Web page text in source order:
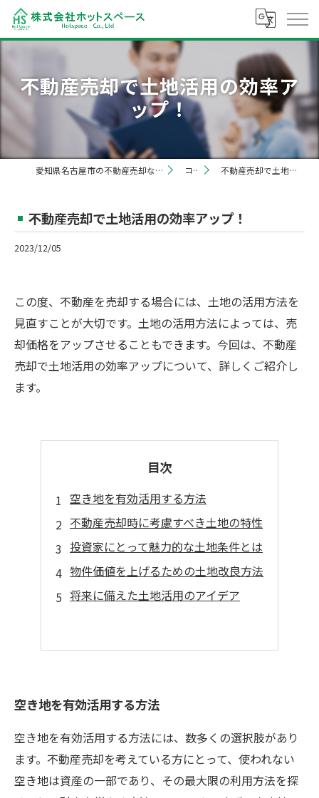
不動産売却で土地活用の効率ア
ップ！
愛知県名古屋市の不動産売却なら株式会社ホットスペース コラム 不動産売却で土地活用の効率アップ！
不動産売却で土地活用の効率アップ！
2023/12/05
この度、不動産を売却する場合には、土地の活用方法を
見直すことが大切です。土地の活用方法によっては、売
却価格をアップさせることもできます。今回は、不動産
売却で土地活用の効率アップについて、詳しくご紹介し
ます。
目次
空き地を有効活用する方法
不動産売却時に考慮すべき土地の特性
投資家にとって魅力的な土地条件とは
物件価値を上げるための土地改良方法
将来に備えた土地活用のアイデア
空き地を有効活用する方法
空き地を有効活用する方法には、数多くの選択肢があり
ます。不動産売却を考えている方にとって、使われない
空き地は資産の一部であり、その最大限の利用方法を探